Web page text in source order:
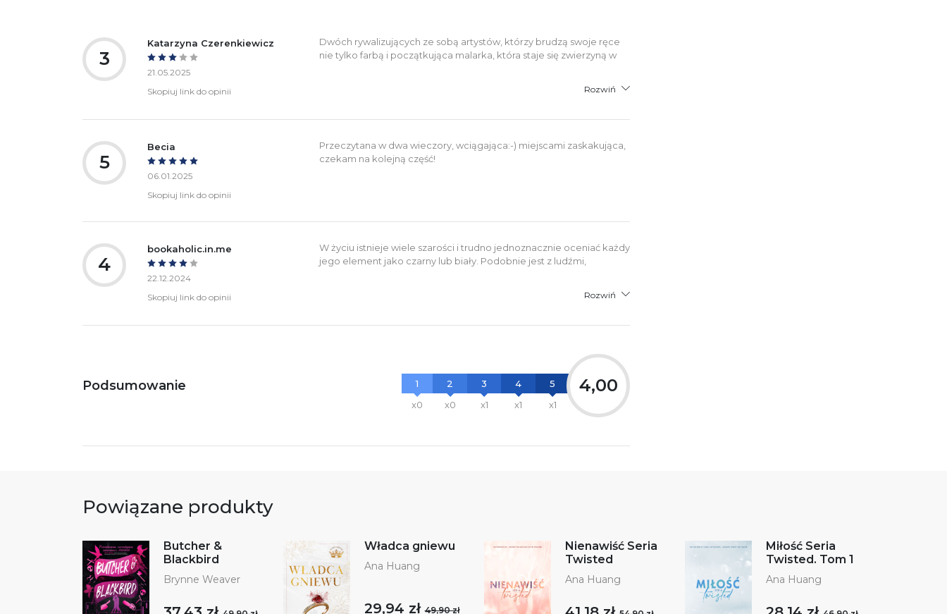
3
Katarzyna Czerenkiewicz
21.05.2025
Skopiuj link do opinii
Dwóch rywalizujących ze sobą artystów, którzy brudzą swoje ręce
nie tylko farbą i początkująca malarka, która staje się zwierzyną w
Rozwiń
5
Becia
06.01.2025
Skopiuj link do opinii
Przeczytana w dwa wieczory, wciągająca:-) miejscami zaskakująca,
czekam na kolejną część!
4
bookaholic.in.me
22.12.2024
Skopiuj link do opinii
W życiu istnieje wiele szarości i trudno jednoznacznie oceniać każdy
jego element jako czarny lub biały. Podobnie jest z ludźmi,
Rozwiń
Podsumowanie
1
x0
2
x0
3
x1
4
x1
5
x1
4,00
Powiązane produkty
Butcher &
Blackbird
Brynne Weaver
Władca gniewu
Ana Huang
29,94 zł49,90 zł
Nienawiść Seria
Twisted
Ana Huang
Miłość Seria
Twisted. Tom 1
Ana Huang